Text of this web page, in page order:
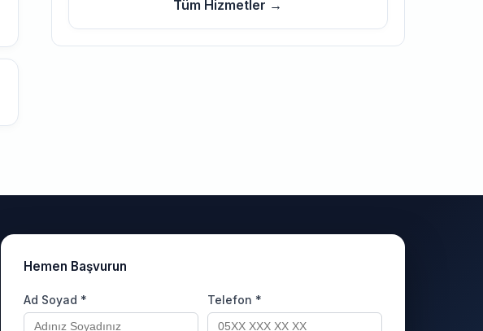
Tüm Hizmetler →
Hemen Başvurun
Ad Soyad * Telefon *